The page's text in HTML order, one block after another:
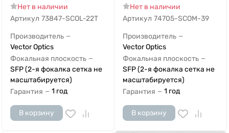
Нет в наличии
Артикул 73847-SCOL-22T
Производитель —
Vector Optics
Фокальная плоскость —
SFP (2-я фокалка сетка не
масштабируется)
Гарантия — 1 год
В корзину
Нет в наличии
Артикул 74705-SCOM-39
Производитель —
Vector Optics
Фокальная плоскость —
SFP (2-я фокалка сетка не
масштабируется)
Гарантия — 1 год
В корзину